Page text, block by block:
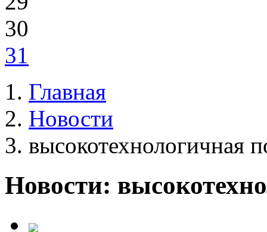
30
31
Главная
Новости
высокотехнологичная
Новости: